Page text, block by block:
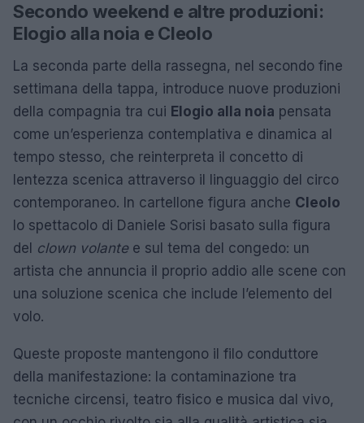
Secondo weekend e altre produzioni:
Elogio alla noia e Cleolo
La seconda parte della rassegna, nel secondo fine
settimana della tappa, introduce nuove produzioni
della compagnia tra cui Elogio alla noia pensata
come un’esperienza contemplativa e dinamica al
tempo stesso, che reinterpreta il concetto di
lentezza scenica attraverso il linguaggio del circo
contemporaneo. In cartellone figura anche Cleolo
lo spettacolo di Daniele Sorisi basato sulla figura
del clown volantee sul tema del congedo: un
artista che annuncia il proprio addio alle scene con
una soluzione scenica che include l’elemento del
volo.
Queste proposte mantengono il filo conduttore
della manifestazione: la contaminazione tra
tecniche circensi, teatro fisico e musica dal vivo,